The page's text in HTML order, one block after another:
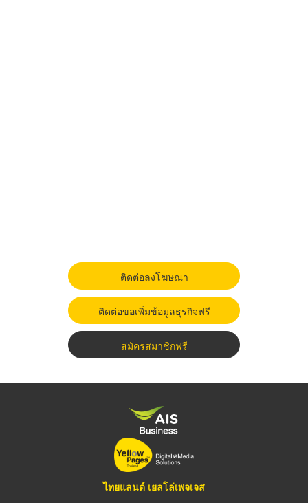
ติดต่อลงโฆษณา
ติดต่อขอเพิ่มข้อมูลธุรกิจฟรี
สมัครสมาชิกฟรี
ไทยแลนด์ เยลโล่เพจเจส